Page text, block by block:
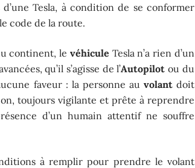
d’une Tesla, à condition de se conformer
code de la route.
continent, le véhicule Tesla n’a rien d’un
qu’il s’agisse de l’Autopilot ou du
faveur : la personne au volantdoit
toujours vigilante et prête à reprendre
d’un humain attentif ne souffre
à remplir pour prendre le volant